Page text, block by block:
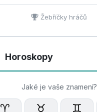
Žebříčky hráčů
Horoskopy
Jaké je vaše znamení?
♈ ♉ ♊